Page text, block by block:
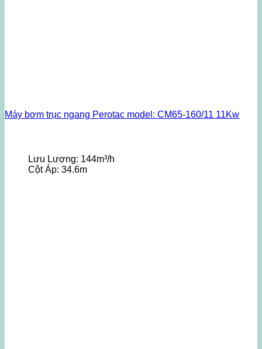
Máy bơm trục ngang Perotac model: CM65-160/11 11Kw
Lưu Lượng: 144m³/h
Cột Áp: 34.6m